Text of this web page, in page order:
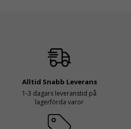
Alltid Snabb Leverans
1-3 dagars leveranstid på
lagerförda varor